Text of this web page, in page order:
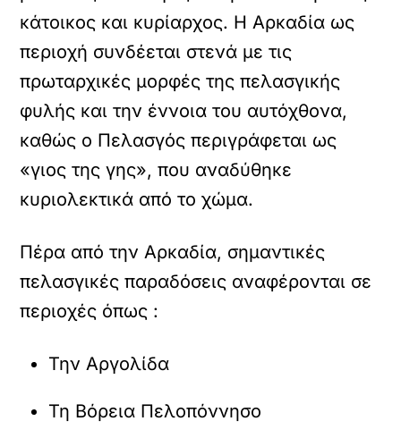
κάτοικος και κυρίαρχος. Η Αρκαδία ως
περιοχή συνδέεται στενά με τις
πρωταρχικές μορφές της πελασγικής
φυλής και την έννοια του αυτόχθονα,
καθώς ο Πελασγός περιγράφεται ως
«γιος της γης», που αναδύθηκε
κυριολεκτικά από το χώμα.
Πέρα από την Αρκαδία, σημαντικές
πελασγικές παραδόσεις αναφέρονται σε
περιοχές όπως :
Την Αργολίδα
Τη Βόρεια Πελοπόννησο